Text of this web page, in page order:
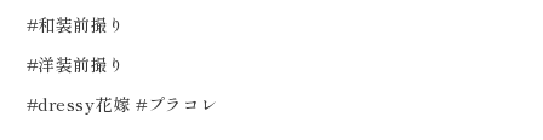
#和装前撮り
#洋装前撮り
#dressy花嫁 #プラコレ